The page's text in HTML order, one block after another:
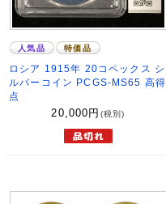
人気品 特価品
ロシア 1915年 20コペックス シ
ルバーコイン PCGS-MS65 高得
点
20,000 円 (税別)